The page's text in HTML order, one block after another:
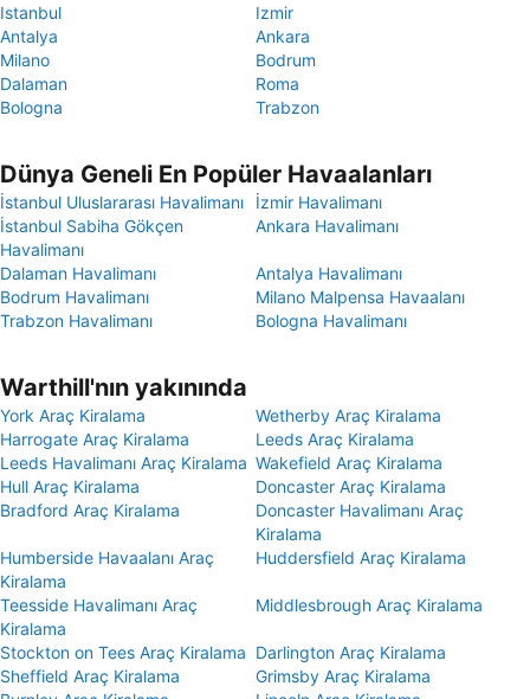
Istanbul
Izmir
Antalya
Ankara
Milano
Bodrum
Dalaman
Roma
Bologna
Trabzon
Dünya Geneli En Popüler Havaalanları
İstanbul Uluslararası Havalimanı
İzmir Havalimanı
İstanbul Sabiha Gökçen
Havalimanı
Ankara Havalimanı
Dalaman Havalimanı
Antalya Havalimanı
Bodrum Havalimanı
Milano Malpensa Havaalanı
Trabzon Havalimanı
Bologna Havalimanı
Warthill'nın yakınında
York Araç Kiralama
Wetherby Araç Kiralama
Harrogate Araç Kiralama
Leeds Araç Kiralama
Leeds Havalimanı Araç Kiralama Wakefield Araç Kiralama
Hull Araç Kiralama
Doncaster Araç Kiralama
Bradford Araç Kiralama
Doncaster Havalimanı Araç
Kiralama
Humberside Havaalanı Araç
Kiralama
Huddersfield Araç Kiralama
Teesside Havalimanı Araç
Kiralama
Middlesbrough Araç Kiralama
Stockton on Tees Araç Kiralama Darlington Araç Kiralama
Sheffield Araç Kiralama
Grimsby Araç Kiralama